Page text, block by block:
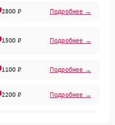
2800 ₽ Подробнее →
1500 ₽ Подробнее →
1100 ₽ Подробнее →
2200 ₽ Подробнее →